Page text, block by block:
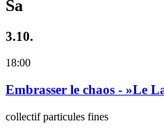
Sa
3.10.
18:00
Embrasser le chaos - »Le
collectif particules fines